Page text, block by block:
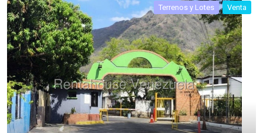
Terrenos y Lotes Venta